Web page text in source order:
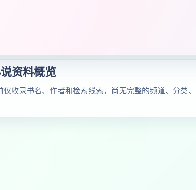
资料概览
收录书名、作者和检索线索，尚无完整的频道、分类